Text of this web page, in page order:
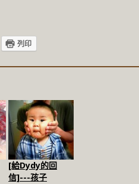
列印
[給Dydy的回
信]---孩子